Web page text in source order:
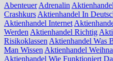
Abenteuer Adrenalin
Crashkurs Aktienhandel In
Aktienhandel Internet
Werden Aktienhandel Richtig
Risikoklassen Aktienhandel Was
Man Wissen Aktienhandel
Aktienhandel Wie Funktioniert